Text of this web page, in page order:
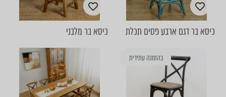
כיסא בר דגם ארבע פסים תכלת כיסא בר מלבני
בהזמנה עתידית